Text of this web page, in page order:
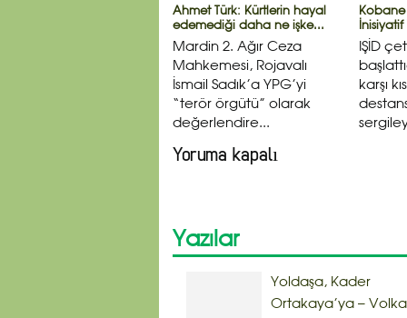
Ahmet Türk: Kürtlerin hayal
edemediği daha ne işke...
Mardin 2. Ağır Ceza
Mahkemesi, Rojavalı
İsmail Sadık’a YPG’yi
“terör örgütü” olarak
değerlendire...
İnisiyatif
IŞİD
karşı
Yoruma kapalı
Yazılar
Yoldaşa, Kader
Ortakaya’ya –